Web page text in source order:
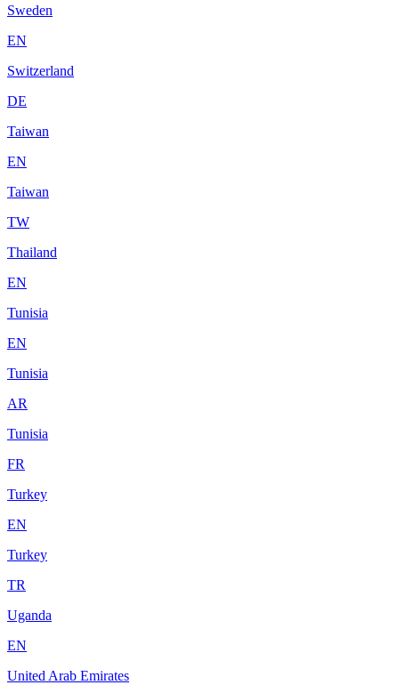
Sweden
EN
Switzerland
DE
Taiwan
EN
Taiwan
TW
Thailand
EN
Tunisia
EN
Tunisia
AR
Tunisia
FR
Turkey
EN
Turkey
TR
Uganda
EN
United Arab Emirates